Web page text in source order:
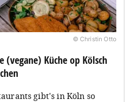
© Christin Otto
(vegane) Küche op Kölsch
gibt's in Köln so